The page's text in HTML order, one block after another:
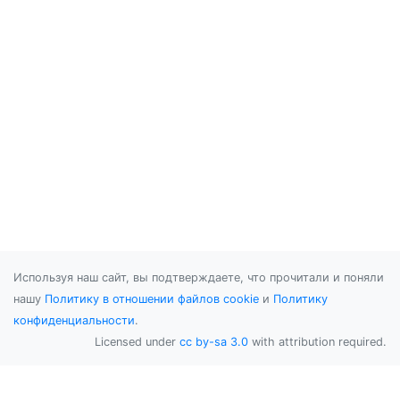
Используя наш сайт, вы подтверждаете, что прочитали и поняли
нашу Политику в отношении файлов cookie и Политику
конфиденциальности.
Licensed under cc by-sa 3.0 with attribution required.